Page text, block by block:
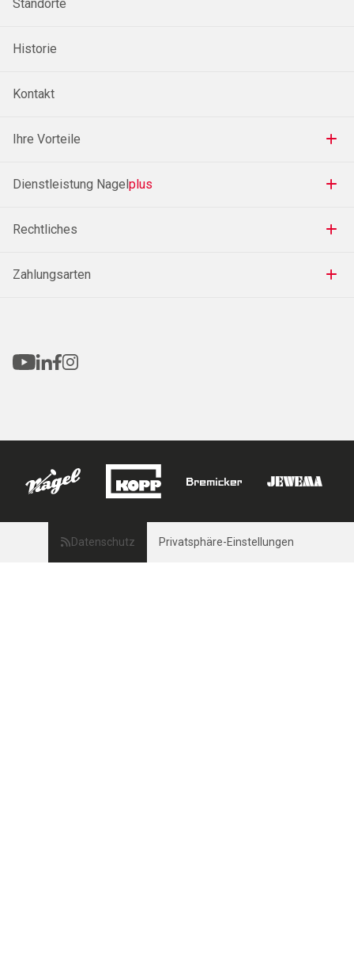
Standorte
Historie
Kontakt
Ihre Vorteile
Dienstleistung Nagelplus
Rechtliches
Zahlungsarten
Datenschutz Privatsphäre-Einstellungen